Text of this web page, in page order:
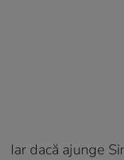
Iar dacă ajunge